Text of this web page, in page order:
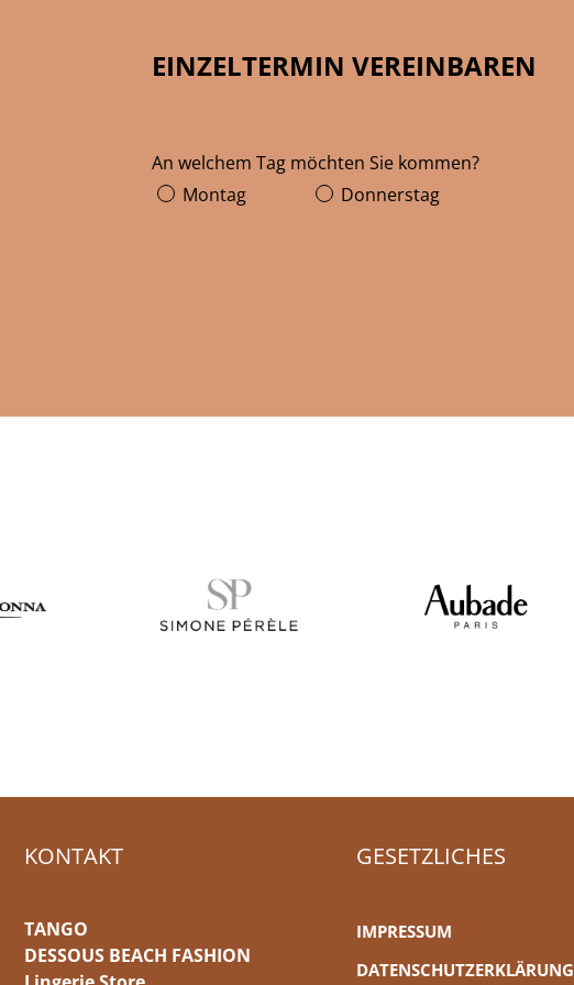
EINZELTERMIN VEREINBAREN
An welchem Tag möchten Sie kommen?
Montag
Donnerstag
KONTAKT
TANGO
DESSOUS BEACH FASHION
GESETZLICHES
IMPRESSUM
DATENSCHUTZERKLÄRUNG